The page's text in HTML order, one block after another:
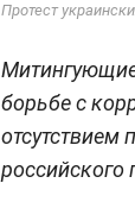
Протест
борьбе с
отсутствием